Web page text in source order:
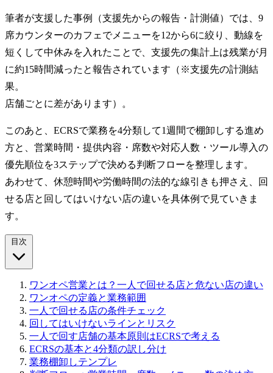
筆者が支援した事例（支援先からの報告・計測値）では、9
席カウンターのカフェでメニューを12から6に絞り、動線を
短くして中休みを入れたことで、支援先の集計上は残業が月
に約15時間減ったと報告されています（※支援先の計測結
果。
店舗ごとに差があります）。
このあと、ECRSで業務を4分類して1週間で棚卸しする進め
方と、営業時間・提供内容・席数や対応人数・ツール導入の
優先順位を3ステップで決める判断フローを整理します。
あわせて、休憩時間や労働時間の法的な線引きも押さえ、回
せる店と回してはいけない店の違いを具体例で見ていきま
す。
ワンオペ営業とは？一人で回せる店と危ない店の違い
ワンオペの定義と業務範囲
一人で回せる店の条件チェック
回してはいけないラインとリスク
一人で回す店舗の基本原則はECRSで考える
ECRSの基本と4分類の訳し分け
業務棚卸しテンプレ